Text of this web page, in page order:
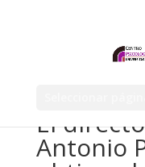
El
Antonio